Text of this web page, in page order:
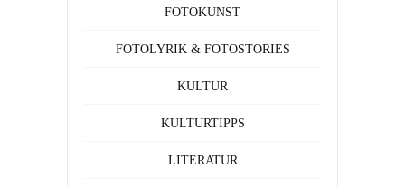
FOTOKUNST
FOTOLYRIK & FOTOSTORIES
KULTUR
KULTURTIPPS
LITERATUR